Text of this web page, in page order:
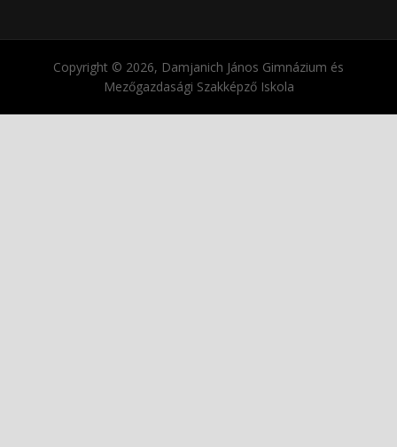
Copyright © 2026, Damjanich János Gimnázium és
Mezőgazdasági Szakképző Iskola